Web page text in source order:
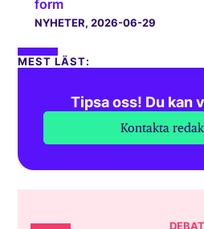
form
NYHETER, 2026-06-29
MEST LÄST:
Tipsa oss! Du kan
Kontakta